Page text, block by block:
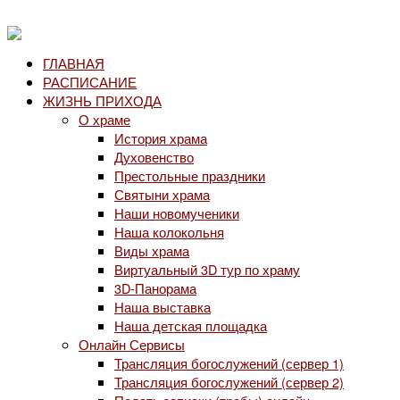
ГЛАВНАЯ
РАСПИСАНИЕ
ЖИЗНЬ ПРИХОДА
О храме
История храма
Духовенство
Престольные праздники
Святыни храма
Наши новомученики
Наша колокольня
Виды храма
Виртуальный 3D тур по храму
3D-Панорама
Наша выставка
Наша детская площадка
Онлайн Сервисы
Трансляция богослужений (сервер 1)
Трансляция богослужений (сервер 2)